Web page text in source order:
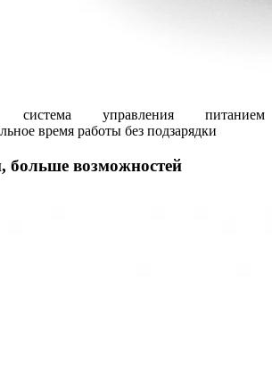
система управления питанием
время работы без подзарядки
больше возможностей